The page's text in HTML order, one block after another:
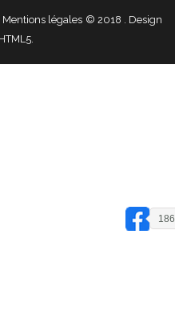
186
Mentions légales © 2018 . Design
.